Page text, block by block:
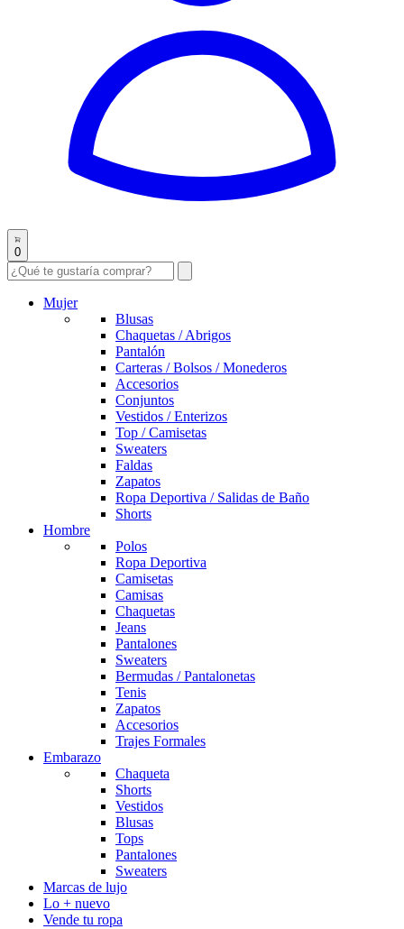
0
Mujer
Blusas
Chaquetas / Abrigos
Pantalón
Carteras / Bolsos / Monederos
Accesorios
Conjuntos
Vestidos / Enterizos
Top / Camisetas
Sweaters
Faldas
Zapatos
Ropa Deportiva / Salidas de Baño
Shorts
Hombre
Polos
Ropa Deportiva
Camisetas
Camisas
Chaquetas
Jeans
Pantalones
Sweaters
Bermudas / Pantalonetas
Tenis
Zapatos
Accesorios
Trajes Formales
Embarazo
Chaqueta
Shorts
Vestidos
Blusas
Tops
Pantalones
Sweaters
Marcas de lujo
Lo + nuevo
Vende tu ropa